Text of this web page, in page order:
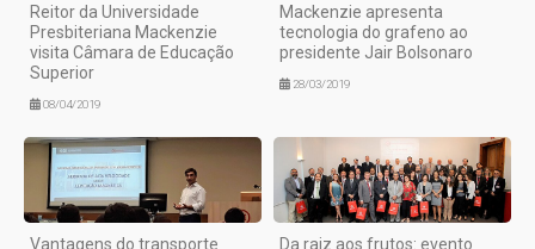
Reitor da Universidade
Presbiteriana Mackenzie
visita Câmara de Educação
Superior
08/04/2019
Mackenzie apresenta
tecnologia do grafeno ao
presidente Jair Bolsonaro
28/03/2019
Vantagens do transporte
Da raiz aos frutos: evento